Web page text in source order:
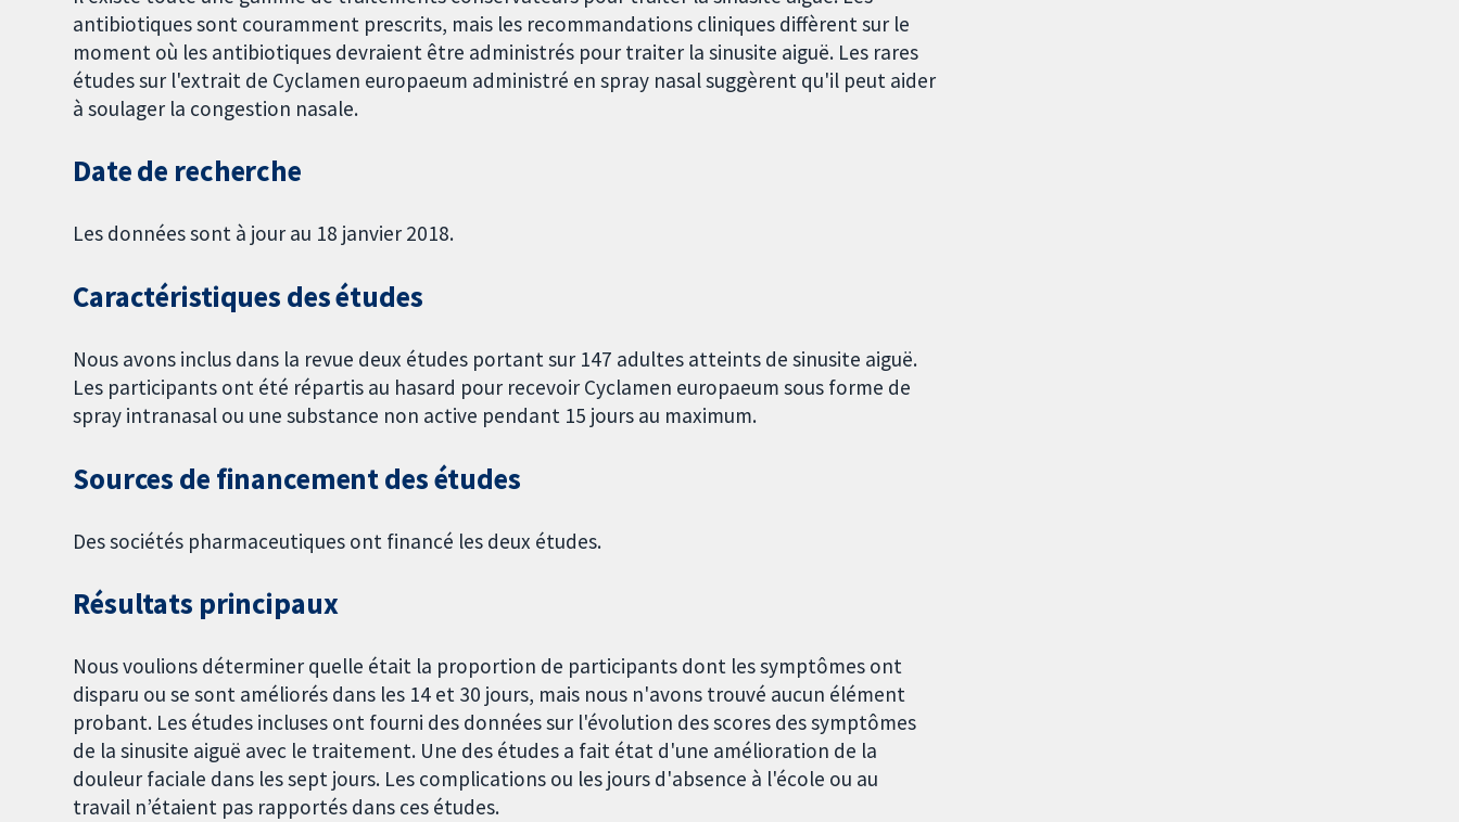
antibiotiques sont couramment prescrits, mais les recommandations cliniques diffèrent sur le
moment où les antibiotiques devraient être administrés pour traiter la sinusite aiguë. Les rares
études sur l'extrait de Cyclamen europaeum administré en spray nasal suggèrent qu'il peut aider
à soulager la congestion nasale.
Date de recherche
Les données sont à jour au 18 janvier 2018.
Caractéristiques des études
Nous avons inclus dans la revue deux études portant sur 147 adultes atteints de sinusite aiguë.
Les participants ont été répartis au hasard pour recevoir Cyclamen europaeum sous forme de
spray intranasal ou une substance non active pendant 15 jours au maximum.
Sources de financement des études
Des sociétés pharmaceutiques ont financé les deux études.
Résultats principaux
Nous voulions déterminer quelle était la proportion de participants dont les symptômes ont
disparu ou se sont améliorés dans les 14 et 30 jours, mais nous n'avons trouvé aucun élément
probant. Les études incluses ont fourni des données sur l'évolution des scores des symptômes
de la sinusite aiguë avec le traitement. Une des études a fait état d'une amélioration de la
douleur faciale dans les sept jours. Les complications ou les jours d'absence à l'école ou au
travail n’étaient pas rapportés dans ces études.